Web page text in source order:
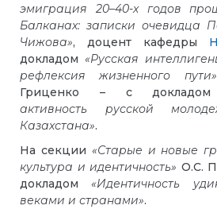
эмиграция 20–40-х годов
Балканах: записки очевидца
Чижова», доцент кафедры
докладом «Русская
рефлексия жизненного пути»
Гриценко – с
активность русской
Казахстана».
На секции «Старые и новые
культура и идентичность» О.С.
докладом«Идентичность
веками и странами».